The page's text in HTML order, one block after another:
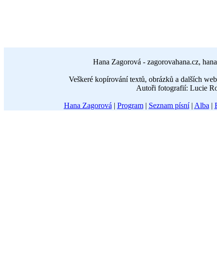
Hana Zagorová - zagorovahana.cz,
Veškeré kopírování textů, obrázků a dalších
Autoři fotografií: Lucie
Hana Zagorová | Program| Seznam písní| Alba |